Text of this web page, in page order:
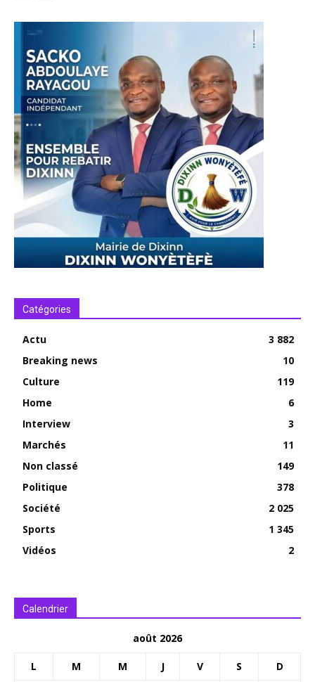
Catégories
Actu
3 882
Breaking news
10
Culture
119
Home
6
Interview
3
Marchés
11
Non classé
149
Politique
378
Société
2 025
Sports
1 345
Vidéos
2
Calendrier
août 2026
L M M J V S D